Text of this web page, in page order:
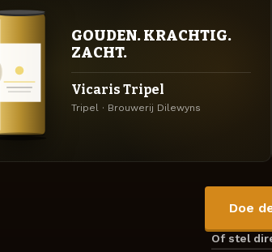
GOUDEN. KRACHTIG.
ZACHT.
Vicaris Tripel
Tripel · Brouwerij Dilewyns
Doe
Of stel